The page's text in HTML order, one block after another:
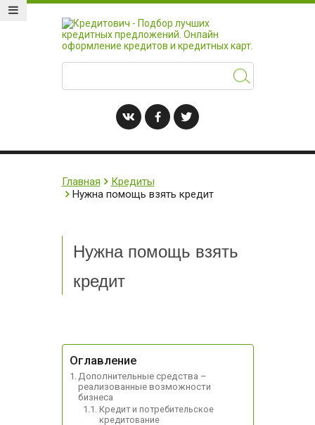
Главная
Кредиты
Нужна помощь взять кредит
Нужна помощь взять
кредит
Оглавление
Дополнительные средства –
реализованные возможности
бизнеса
Кредит и потребительское
кредитование